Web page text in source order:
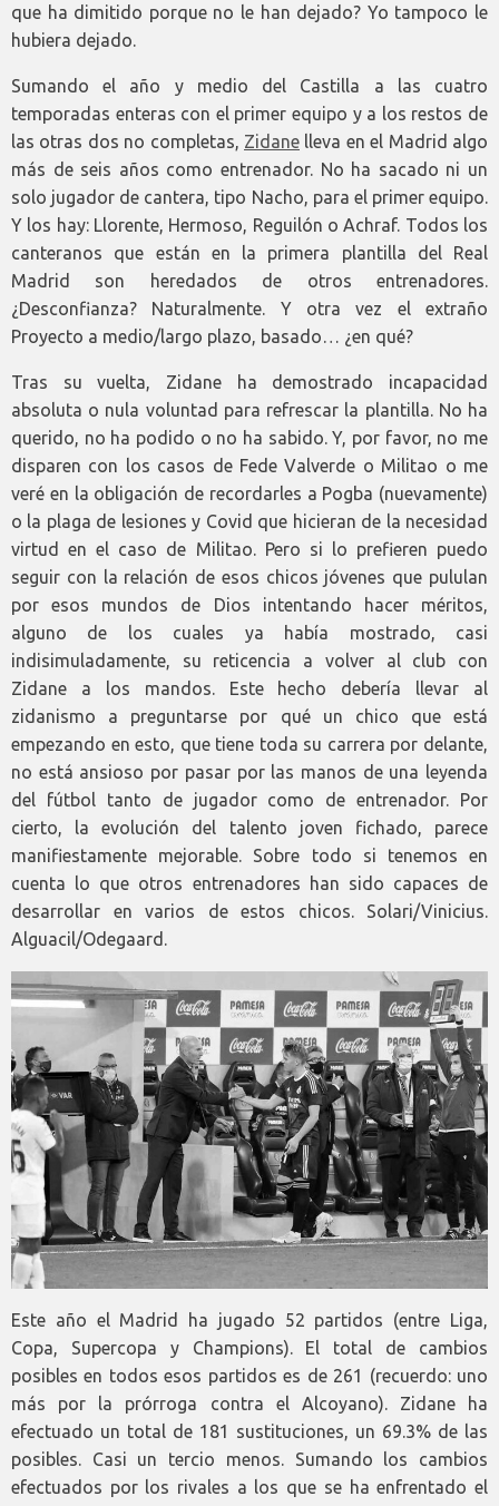
que ha dimitido porque no le han dejado? Yo tampoco le
hubiera dejado.
Sumando el año y medio del Castilla a las cuatro
temporadas enteras con el primer equipo y a los restos de
las otras dos no completas, Zidane lleva en el Madrid algo
más de seis años como entrenador. No ha sacado ni un
solo jugador de cantera, tipo Nacho, para el primer equipo.
Y los hay: Llorente, Hermoso, Reguilón o Achraf. Todos los
canteranos que están en la primera plantilla del Real
Madrid son heredados de otros entrenadores.
¿Desconfianza? Naturalmente. Y otra vez el extraño
Proyecto a medio/largo plazo, basado… ¿en qué?
Tras su vuelta, Zidane ha demostrado incapacidad
absoluta o nula voluntad para refrescar la plantilla. No ha
querido, no ha podido o no ha sabido. Y, por favor, no me
disparen con los casos de Fede Valverde o Militao o me
veré en la obligación de recordarles a Pogba (nuevamente)
o la plaga de lesiones y Covid que hicieran de la necesidad
virtud en el caso de Militao. Pero si lo prefieren puedo
seguir con la relación de esos chicos jóvenes que pululan
por esos mundos de Dios intentando hacer méritos,
alguno de los cuales ya había mostrado, casi
indisimuladamente, su reticencia a volver al club con
Zidane a los mandos. Este hecho debería llevar al
zidanismo a preguntarse por qué un chico que está
empezando en esto, que tiene toda su carrera por delante,
no está ansioso por pasar por las manos de una leyenda
del fútbol tanto de jugador como de entrenador. Por
cierto, la evolución del talento joven fichado, parece
manifiestamente mejorable. Sobre todo si tenemos en
cuenta lo que otros entrenadores han sido capaces de
desarrollar en varios de estos chicos. Solari/Vinicius.
Alguacil/Odegaard.
Este año el Madrid ha jugado 52 partidos (entre Liga,
Copa, Supercopa y Champions). El total de cambios
posibles en todos esos partidos es de 261 (recuerdo: uno
más por la prórroga contra el Alcoyano). Zidane ha
efectuado un total de 181 sustituciones, un 69.3% de las
posibles. Casi un tercio menos. Sumando los cambios
efectuados por los rivales a los que se ha enfrentado el